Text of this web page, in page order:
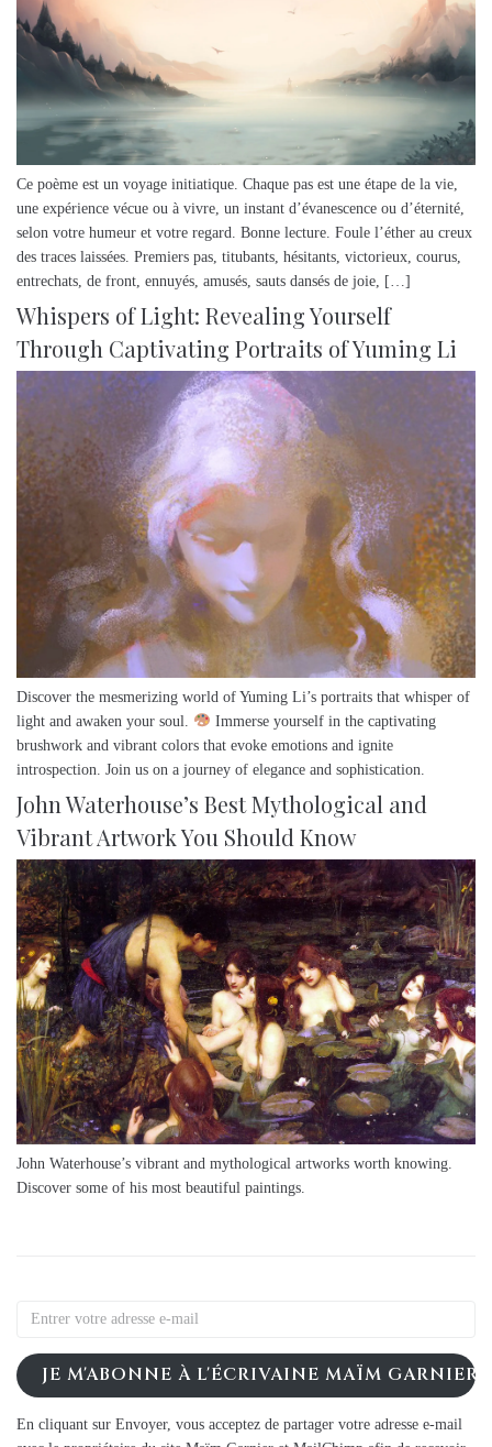
Ce poème est un voyage initiatique. Chaque pas est une étape de la vie,
une expérience vécue ou à vivre, un instant d’évanescence ou d’éternité,
selon votre humeur et votre regard. Bonne lecture. Foule l’éther au creux
des traces laissées. Premiers pas, titubants, hésitants, victorieux, courus,
entrechats, de front, ennuyés, amusés, sauts dansés de joie, […]
Whispers of Light: Revealing Yourself
Through Captivating Portraits of Yuming Li
Discover the mesmerizing world of Yuming Li’s portraits that whisper of
light and awaken your soul.
Immerse yourself in the captivating
brushwork and vibrant colors that evoke emotions and ignite
introspection. Join us on a journey of elegance and sophistication.
John Waterhouse’s Best Mythological and
Vibrant Artwork You Should Know
John Waterhouse’s vibrant and mythological artworks worth knowing.
Discover some of his most beautiful paintings.
JE M'ABONNE À L'ÉCRIVAINE MAÏM GARNIER
En cliquant sur Envoyer, vous acceptez de partager votre adresse e-mail